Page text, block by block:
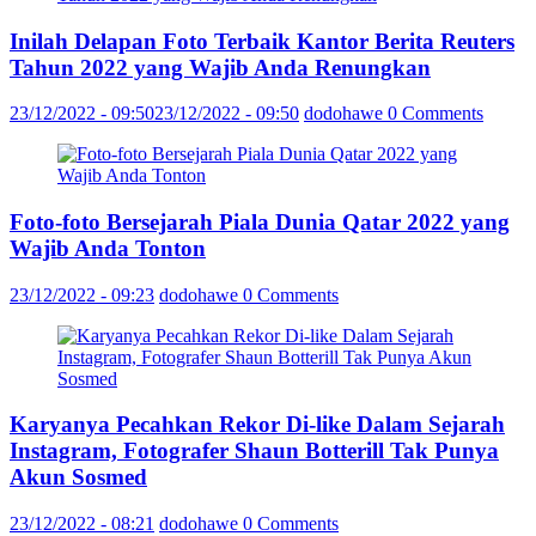
Inilah Delapan Foto Terbaik Kantor Berita Reuters
Tahun 2022 yang Wajib Anda Renungkan
23/12/2022 - 09:5023/12/2022 - 09:50 dodohawe 0 Comments
Foto-foto Bersejarah Piala Dunia Qatar 2022 yang
Wajib Anda Tonton
23/12/2022 - 09:23 dodohawe 0 Comments
Karyanya Pecahkan Rekor Di-like Dalam Sejarah
Instagram, Fotografer Shaun Botterill Tak Punya
Akun Sosmed
23/12/2022 - 08:21 dodohawe 0 Comments